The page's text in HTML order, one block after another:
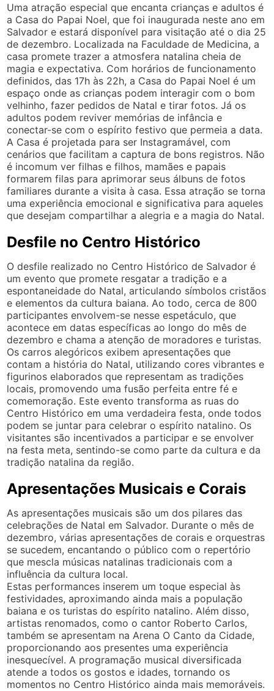
Uma atração especial que encanta crianças e adultos é
a Casa do Papai Noel, que foi inaugurada neste ano em
Salvador e estará disponível para visitação até o dia 25
de dezembro. Localizada na Faculdade de Medicina, a
casa promete trazer a atmosfera natalina cheia de
magia e expectativa. Com horários de funcionamento
definidos, das 17h às 22h, a Casa do Papai Noel é um
espaço onde as crianças podem interagir com o bom
velhinho, fazer pedidos de Natal e tirar fotos. Já os
adultos podem reviver memórias de infância e
conectar-se com o espírito festivo que permeia a data.
A Casa é projetada para ser Instagramável, com
cenários que facilitam a captura de bons registros. Não
é incomum ver filhas e filhos, mamães e papais
formarem filas para aprimorar seus álbuns de fotos
familiares durante a visita à casa. Essa atração se torna
uma experiência emocional e significativa para aqueles
que desejam compartilhar a alegria e a magia do Natal.
Desfile no Centro Histórico
O desfile realizado no Centro Histórico de Salvador é
um evento que promete resgatar a tradição e a
espontaneidade do Natal, articulando símbolos cristãos
e elementos da cultura baiana. Ao todo, cerca de 800
participantes envolvem-se nesse espetáculo, que
acontece em datas específicas ao longo do mês de
dezembro e chama a atenção de moradores e turistas.
Os carros alegóricos exibem apresentações que
contam a história do Natal, utilizando cores vibrantes e
figurinos elaborados que representam as tradições
locais, promovendo uma fusão perfeita entre fé e
comemoração. Este evento transforma as ruas do
Centro Histórico em uma verdadeira festa, onde todos
podem se juntar para celebrar o espírito natalino. Os
visitantes são incentivados a participar e se envolver
na festa meta, sentindo-se como parte da cultura e da
tradição natalina da região.
Apresentações Musicais e Corais
As apresentações musicais são um dos pilares das
celebrações de Natal em Salvador. Durante o mês de
dezembro, várias apresentações de corais e orquestras
se sucedem, encantando o público com o repertório
que mescla músicas natalinas tradicionais com a
influência da cultura local.
Estas performances inserem um toque especial às
festividades, aproximando ainda mais a população
baiana e os turistas do espírito natalino. Além disso,
artistas renomados, como o cantor Roberto Carlos,
também se apresentam na Arena O Canto da Cidade,
proporcionando aos presentes uma experiência
inesquecível. A programação musical diversificada
atende a todos os gostos e idades, tornando os
momentos no Centro Histórico ainda mais memoráveis.